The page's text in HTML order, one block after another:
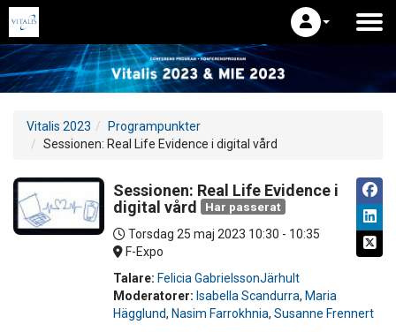
Vitalis 2023
Programpunkter
Sessionen: Real Life Evidence i digital vård
Sessionen: Real Life Evidence i
digital vård
Har passerat
Torsdag 25 maj 2023 10:30 - 10:35
F-Expo
Talare: Felicia GabrielssonJärhult
Moderatorer: Isabella Scandurra, Maria
Hägglund, Nasim Farrokhnia, Susanne Frennert